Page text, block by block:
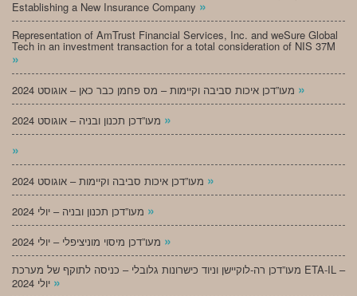
Establishing a New Insurance Company »
Representation of AmTrust Financial Services, Inc. and weSure Global
Tech in an investment transaction for a total consideration of NIS 37M
»
»
»
»
»
»
»
מעו”דכן רה-לוקיישן וניוד כישרונות גלובלי – כניסה לתוקף של מערכת ETA-IL –
»